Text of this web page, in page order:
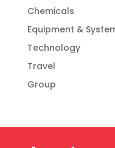
Chemicals
Equipment &
Technology
Travel
Group